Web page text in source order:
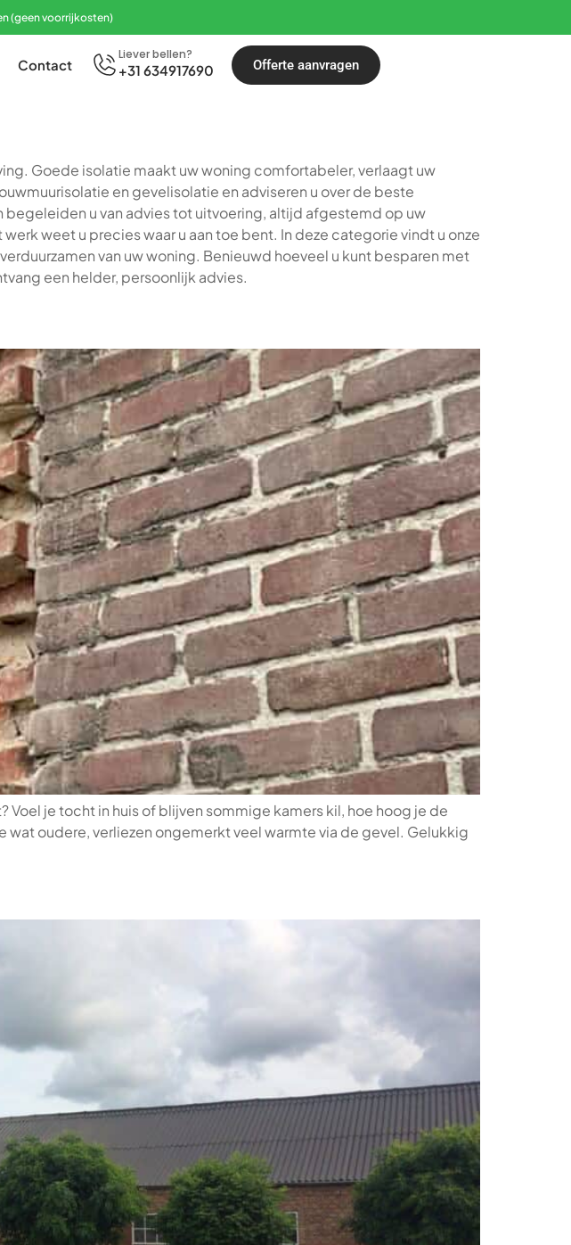
(geen voorrijkosten)
Contact
Liever bellen?
+31 634917690 Offerte aanvragen
Goede isolatie maakt uw woning comfortabeler, verlaagt uw
en gevelisolatie en adviseren u over de beste
u van advies tot uitvoering, altijd afgestemd op uw
weet u precies waar u aan toe bent. In deze categorie vindt u onze
van uw woning. Benieuwd hoeveel u kunt besparen met
een helder, persoonlijk advies.
je tocht in huis of blijven sommige kamers kil, hoe hoog je de
oudere, verliezen ongemerkt veel warmte via de gevel. Gelukkig